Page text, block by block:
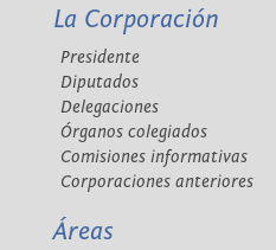
La Corporación
Presidente
Diputados
Delegaciones
Órganos colegiados
Comisiones informativas
Corporaciones anteriores
Áreas